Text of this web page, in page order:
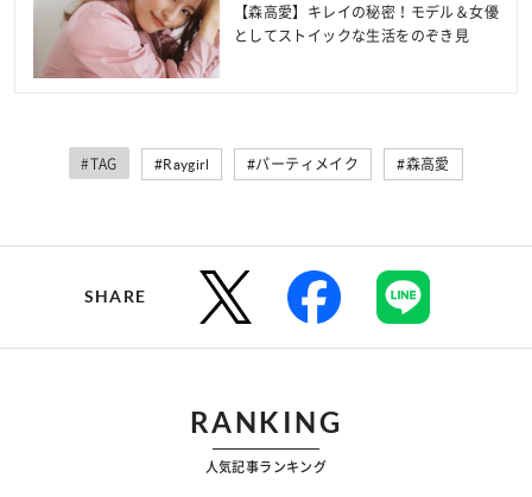
【森高愛】キレイの秘密！モデル＆女優
としてストイックな生活をのぞき見
#TAG #Raygirl #パーティメイク #森高愛
SHARE
RANKING
人気記事ランキング